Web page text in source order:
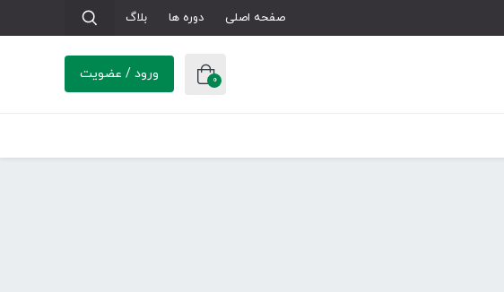
صفحه اصلی دوره ها بلاگ
0 ورود / عضویت